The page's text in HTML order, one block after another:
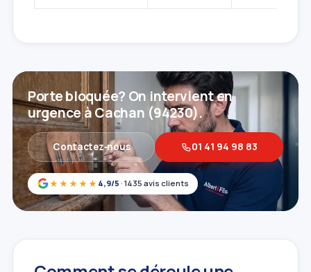
★★★★★ 4,9/5 · 1435 avis clients
Porte bloquée? On intervient en
urgence à Cachan (94230).
Contactez‑nous 01 41 94 98 83